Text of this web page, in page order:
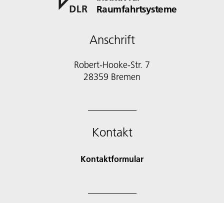
Raumfahrtsysteme
Anschrift
Robert-Hooke-Str. 7
28359 Bremen
Kontakt
Kontaktformular